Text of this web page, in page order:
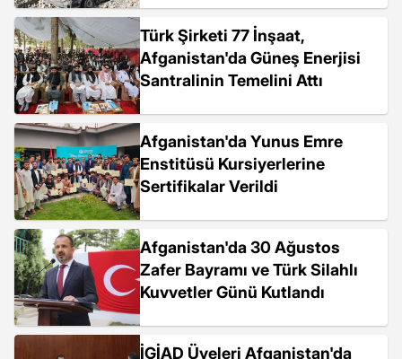
Türk Şirketi 77 İnşaat,
Afganistan'da Güneş Enerjisi
Santralinin Temelini Attı
Afganistan'da Yunus Emre
Enstitüsü Kursiyerlerine
Sertifikalar Verildi
Afganistan'da 30 Ağustos
Zafer Bayramı ve Türk Silahlı
Kuvvetler Günü Kutlandı
İGİAD Üyeleri Afganistan'da